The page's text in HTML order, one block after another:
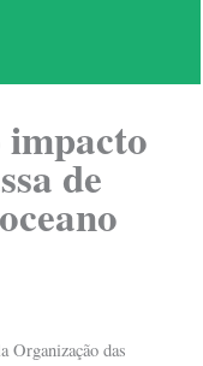
de
Organização das